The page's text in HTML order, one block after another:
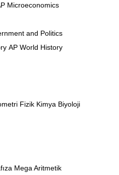
Microeconomics
and Politics
AP World History
Fizik Kimya Biyoloji
Mega Aritmetik